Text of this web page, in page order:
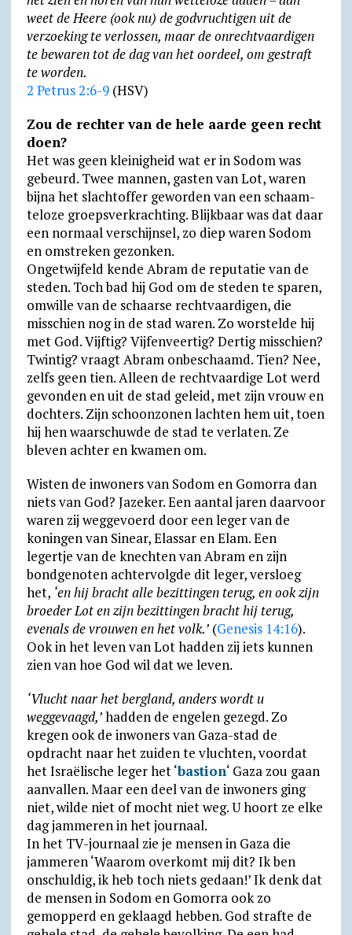
weet de Heere (ook nu) de god­vruch­tigen uit de
verzoeking te verlossen, maar de onrecht­vaar­digen
te bewaren tot de dag van het oordeel, om gestraft
te worden.
2 Petrus 2:6-9(HSV)
Zou de rechter van de hele aarde geen recht
doen?
Het was geen kleinigheid wat er in Sodom was
gebeurd. Twee mannen, gasten van Lot, waren
bijna het slacht­offer geworden van een schaam­
te­loze groeps­ver­krach­ting. Blijkbaar was dat daar
een normaal verschijn­sel, zo diep waren Sodom
en omstreken gezonken.
Ongetwijfeld kende Abram de reputatie van de
steden. Toch bad hij God om de steden te sparen,
omwille van de schaarse recht­vaardigen, die
misschien nog in de stad waren. Zo worstelde hij
met God. Vijftig? Vijfen­veertig? Dertig misschien?
Twintig? vraagt Abram onbe­schaamd. Tien? Nee,
zelfs geen tien. Alleen de recht­vaardige Lot werd
gevon­den en uit de stad geleid, met zijn vrouw en
dochters. Zijn schoon­zonen lachten hem uit, toen
hij hen waarschuwde de stad te verlaten. Ze
bleven achter en kwamen om.
Wisten de inwoners van Sodom en Gomorra dan
niets van God? Jazeker. Een aantal jaren daarvoor
waren zij weggevoerd door een leger van de
koningen van Sinear, Elassar en Elam. Een
legertje van de knechten van Abram en zijn
bond­genoten achter­volgde dit leger, ver­sloeg
het, ‘en hij bracht alle bezit­tingen terug, en ook zijn
broeder Lot en zijn bezit­tingen bracht hij terug,
evenals de vrouwen en het volk.’(Genesis 14:16).
Ook in het leven van Lot hadden zij iets kunnen
zien van hoe God wil dat we leven.
‘Vlucht naar het bergland, anders wordt u
weggevaagd,’hadden de engelen gezegd. Zo
kregen ook de inwoners van Gaza-stad de
opdracht naar het zuiden te vluchten, voordat
het Israëlische leger het ‘bastion‘ Gaza zou gaan
aan­val­len. Maar een deel van de inwoners ging
niet, wilde niet of mocht niet weg. U hoort ze elke
dag jam­meren in het journaal.
In het TV-journaal zie je mensen in Gaza die
jammeren ‘Waarom overkomt mij dit? Ik ben
onschuldig, ik heb toch niets gedaan!’ Ik denk dat
de mensen in Sodom en Gomorra ook zo
gemopperd en geklaagd hebben. God strafte de